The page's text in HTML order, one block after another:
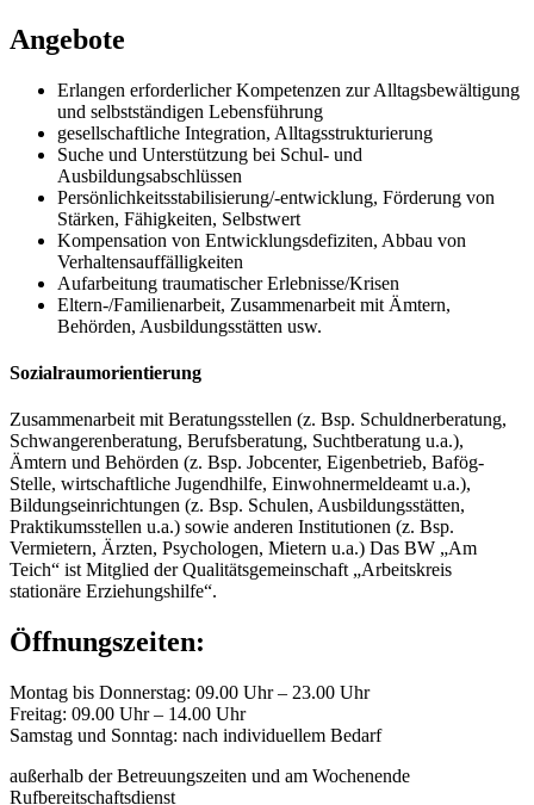
Angebote
Erlangen erforderlicher Kompetenzen zur Alltagsbewältigung
und selbstständigen Lebensführung
gesellschaftliche Integration, Alltagsstrukturierung
Suche und Unterstützung bei Schul- und
Ausbildungsabschlüssen
Persönlichkeitsstabilisierung/-entwicklung, Förderung von
Stärken, Fähigkeiten, Selbstwert
Kompensation von Entwicklungsdefiziten, Abbau von
Verhaltensauffälligkeiten
Aufarbeitung traumatischer Erlebnisse/Krisen
Eltern-/Familienarbeit, Zusammenarbeit mit Ämtern,
Behörden, Ausbildungsstätten usw.
Sozialraumorientierung
Zusammenarbeit mit Beratungsstellen (z. Bsp. Schuldnerberatung,
Schwangerenberatung, Berufsberatung, Suchtberatung u.a.),
Ämtern und Behörden (z. Bsp. Jobcenter, Eigenbetrieb, Bafög-
Stelle, wirtschaftliche Jugendhilfe, Einwohnermeldeamt u.a.),
Bildungseinrichtungen (z. Bsp. Schulen, Ausbildungsstätten,
Praktikumsstellen u.a.) sowie anderen Institutionen (z. Bsp.
Vermietern, Ärzten, Psychologen, Mietern u.a.) Das BW „Am
Teich“ ist Mitglied der Qualitätsgemeinschaft „Arbeitskreis
stationäre Erziehungshilfe“.
Öffnungszeiten:
Montag bis Donnerstag: 09.00 Uhr – 23.00 Uhr
Freitag: 09.00 Uhr – 14.00 Uhr
Samstag und Sonntag: nach individuellem Bedarf
außerhalb der Betreuungszeiten und am Wochenende
Rufbereitschaftsdienst